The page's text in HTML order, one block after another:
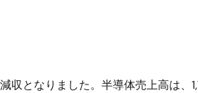
収となりました。半導体売上高は、